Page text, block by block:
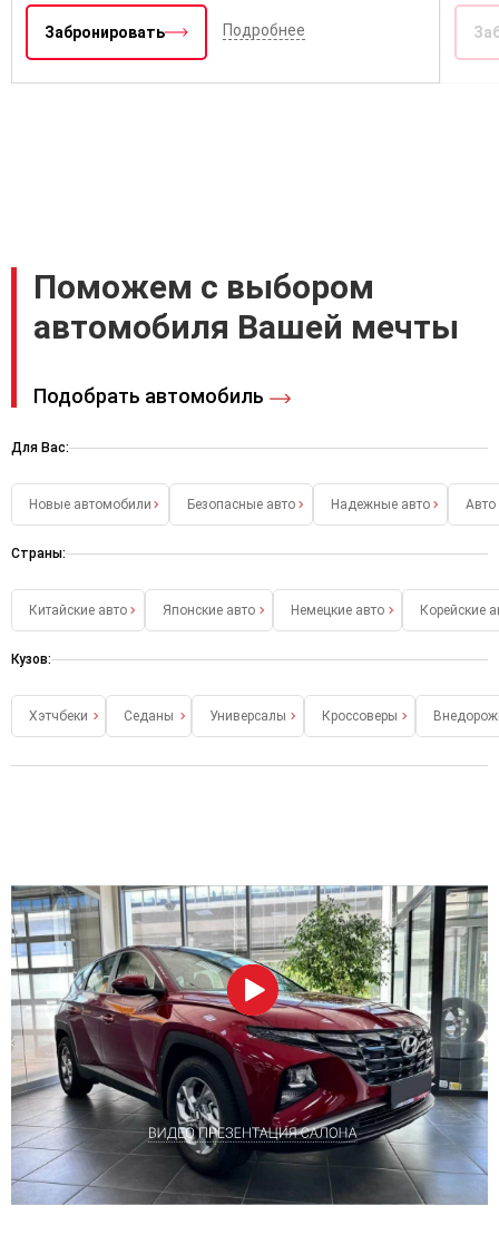
Забронировать Подробнее
Поможем с выбором
автомобиля Вашей мечты
Подобрать автомобиль
Для Вас:
Новые автомобили Безопасные авто Надежные авто
Страны:
Китайские авто Японские авто Немецкие авто Корейские
Кузов:
Хэтчбеки Седаны Универсалы Кроссоверы